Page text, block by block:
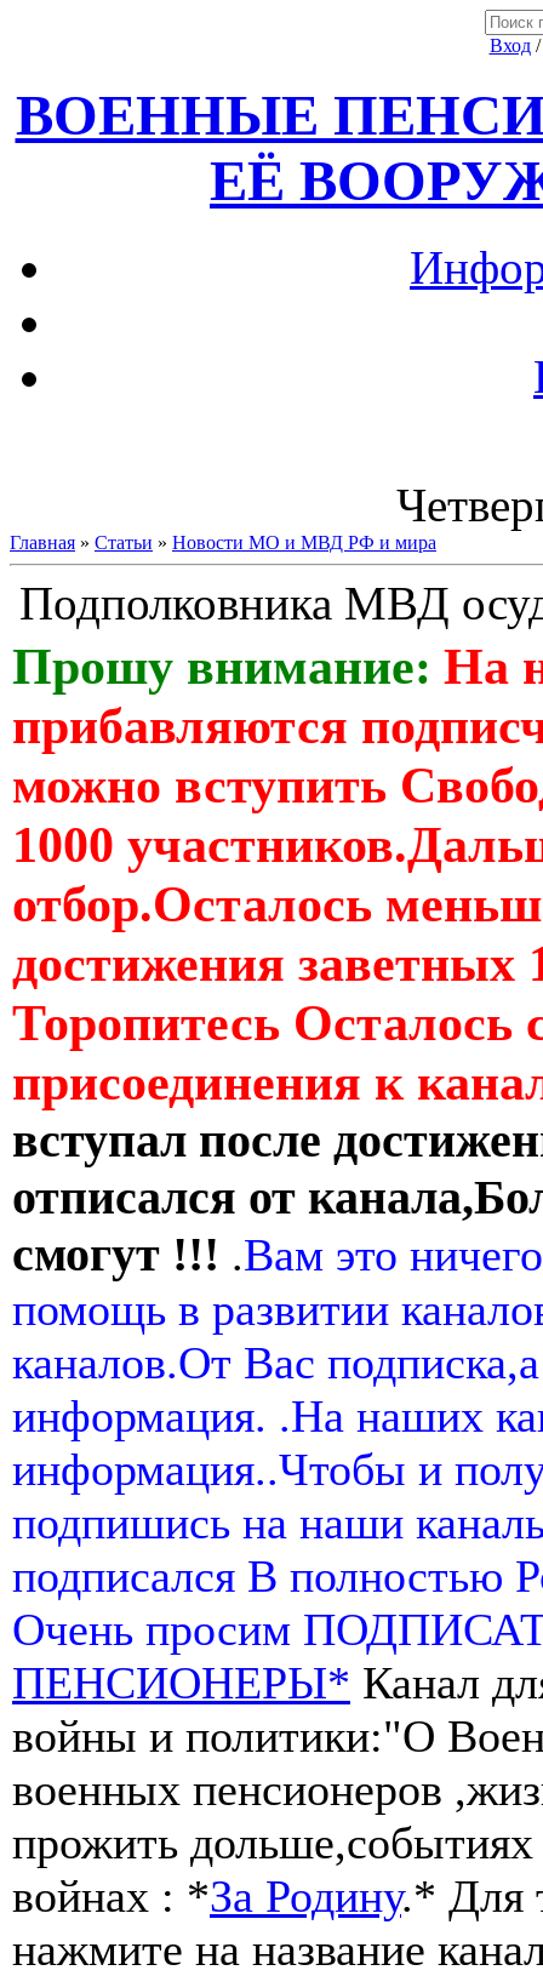
Вход
ВОЕННЫЕ
ЕЁ
Главная » Статьи » Новости МО и МВД РФ и мира
Подполковника МВД
Прошу внимание: На
прибавляются
можно вступить
1000
отбор.Осталось
достижения заветных
Торопитесь Осталось
присоединения к
вступал после
отписался от
смогут !!! .Вам это
помощь в развитии
каналов.От Вас
информация. .На наших
информация..Чтобы и
подпишись на наши
подписался В полностью
Очень просим
ПЕНСИОНЕРЫ* Канал
войны и политики:"О
военных пенсионеров
прожить
войнах : *За Родину.* Для
нажмите на название